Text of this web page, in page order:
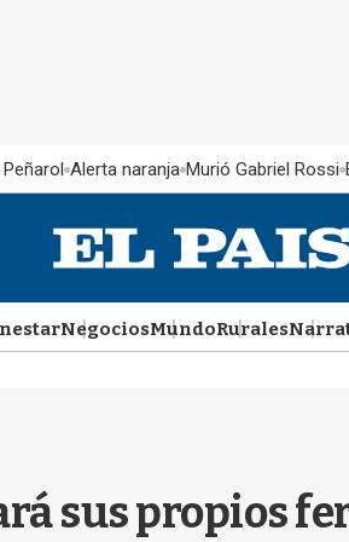
Alerta naranja Murió Gabriel Rossi
NegociosMundoRurales
sus propios